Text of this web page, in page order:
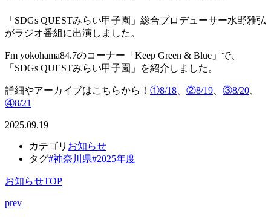
「SDGs QUESTみらい甲子園」総合プロデューサー水野雅弘
がラジオ番組に出演しました。
Fm yokohama84.7のコーナー「Keep Green & Blue」で、
「SDGs QUESTみらい甲子園」を紹介しました。
詳細やアーカイブはこちらから！ ①8/18 ②8/19 ③8/20
④8/21
2025.09.19
カテゴリ お知らせ
タグ#神奈川県#2025年度
お知らせTOP
prev